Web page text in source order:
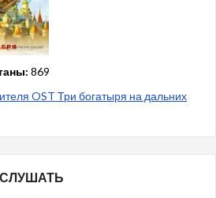
869
OST Три богатыря на дальних